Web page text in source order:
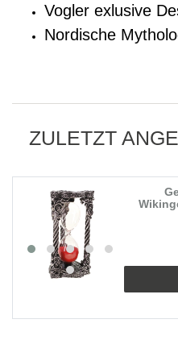
Vogler exlusive
Nordische
ZULETZT